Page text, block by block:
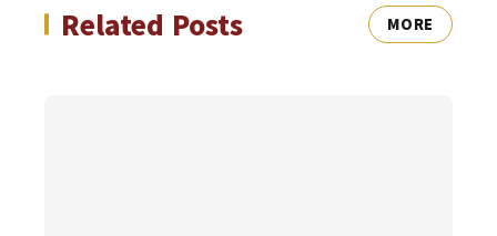
Related Posts MORE